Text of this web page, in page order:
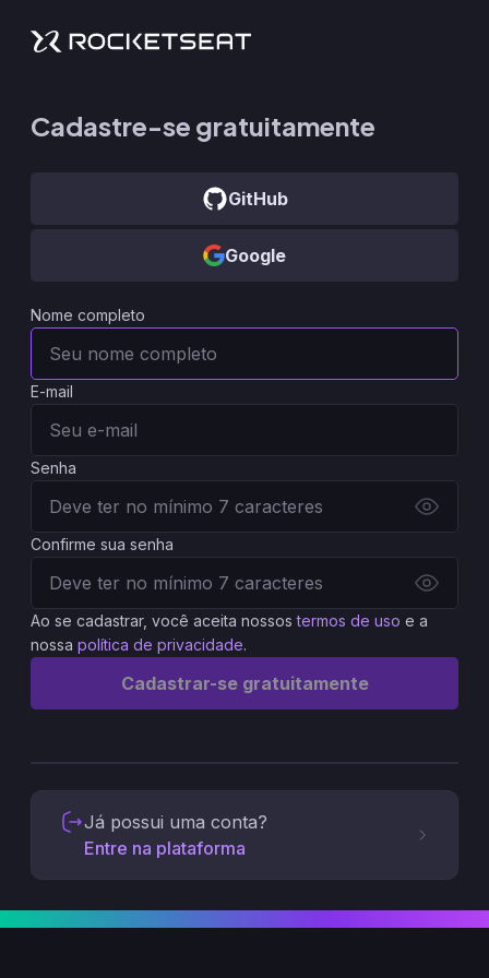
Cadastre-se gratuitamente
GitHub
Google
Nome completo
E-mail
Senha
Confirme sua senha
Ao se cadastrar, você aceita nossos termos de uso e a
nossa política de privacidade.
Cadastrar-se gratuitamente
Já possui uma conta?
Entre na plataforma